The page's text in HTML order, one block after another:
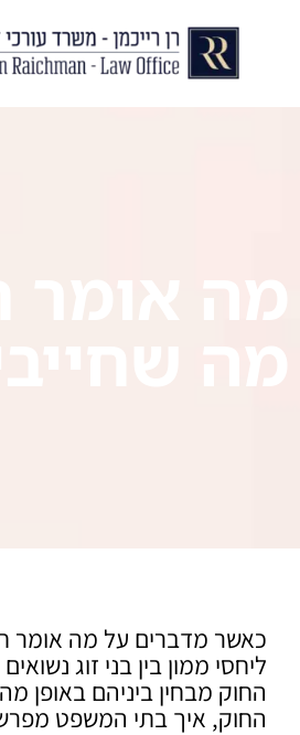
מה אומר
מה
כאשר מדברים על מה אומר
ליחסי ממון בין בני זוג
החוק מבחין ביניהם באופן
החוק, איך בתי המשפט